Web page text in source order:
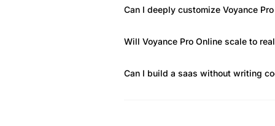
Can I deeply customize Voyance
Will Voyance Pro Online scale to
Can I build a saas without writing